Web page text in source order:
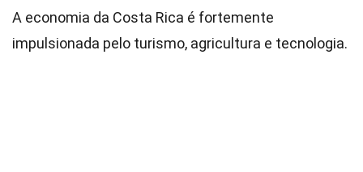
A economia da Costa Rica é fortemente
impulsionada pelo turismo, agricultura e tecnologia.